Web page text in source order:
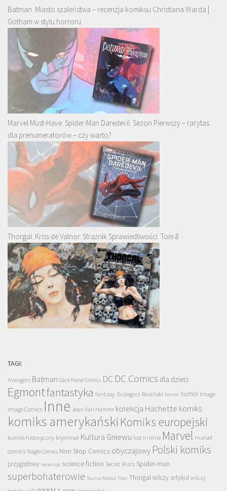
Batman. Miasto szaleństwa – recenzja komiksu Christiana Warda |
Gotham w stylu horroru
Marvel Must-Have: Spider-Man Daredevil. Sezon Pierwszy – rarytas
dla prenumeratorów – czy warto?
Thorgal. Kriss de Valnor. Strażnik Sprawiedliwości. Tom 8
TAGI:
Avengers Batman Dark Horse Comics DC DC Comics dla dzieci
Egmontfantastyka fantasy Grzegorz Rosiński horror humor Image
Image Comics Inne Jean Van Hamme kolekcja Hachette komiks
komiks amerykański Komiks europejski
komiks historyczny kryminał Kultura Gniewu lost in time Marvel marvel
comics Nagle Comics Non Stop Comics obyczajowy Polski komiks
przygodowy recenzja science fiction Secret Wars Spider-man
superbohaterowie Taurus Media Thor Thorgalwilczy artykuł wilczy